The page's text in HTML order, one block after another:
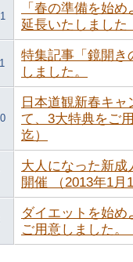
「春の準備を始
延長いたしました
特集記事「鏡開き
しました。
日本道観新春キ
て、3大特典をご
迄）
大人になった新成
開催 （2013年1月
ダイエットを始
ご用意しました。